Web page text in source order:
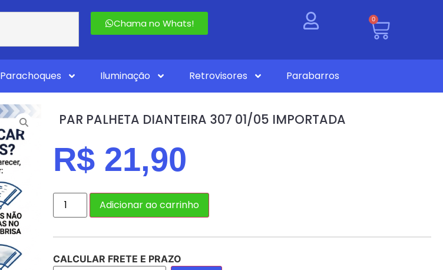
Chama no Whats! 0
Parachoques Iluminação Retrovisores Parabarros
PAR PALHETA DIANTEIRA 307 01/05 IMPORTADA
R$ 21,90
Adicionar ao carrinho
CALCULAR FRETE E PRAZO